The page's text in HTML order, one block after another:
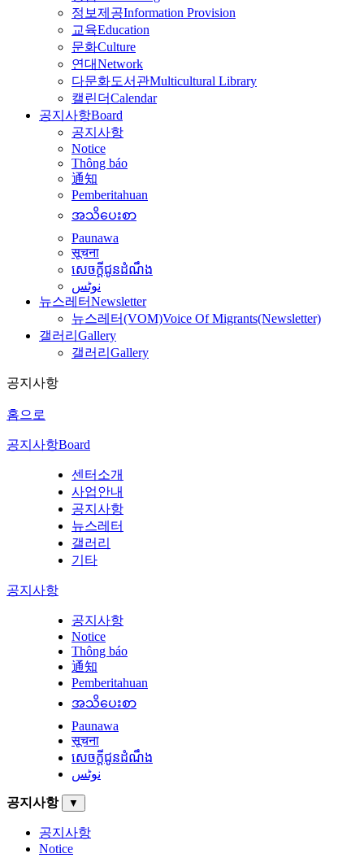
정보제공Information Provision
교육Education
문화Culture
연대Network
다문화도서관Multicultural Library
캘린더Calendar
공지사항Board
공지사항
Notice
Thông báo
通知
Pemberitahuan
အသိပေးစာ
Paunawa
सूचना
សេចក្តីជូនដំណឹង
نوٹس
뉴스레터Newsletter
뉴스레터(VOM)Voice Of Migrants(Newsletter)
갤러리 Gallery
갤러리 Gallery
공지사항
홈으로
공지사항Board
센터소개
사업안내
공지사항
뉴스레터
갤러리
기타
공지사항
공지사항
Notice
Thông báo
通知
Pemberitahuan
အသိပေးစာ
Paunawa
सूचना
សេចក្តីជូនដំណឹង
نوٹس
공지사항 ▼
공지사항
Notice